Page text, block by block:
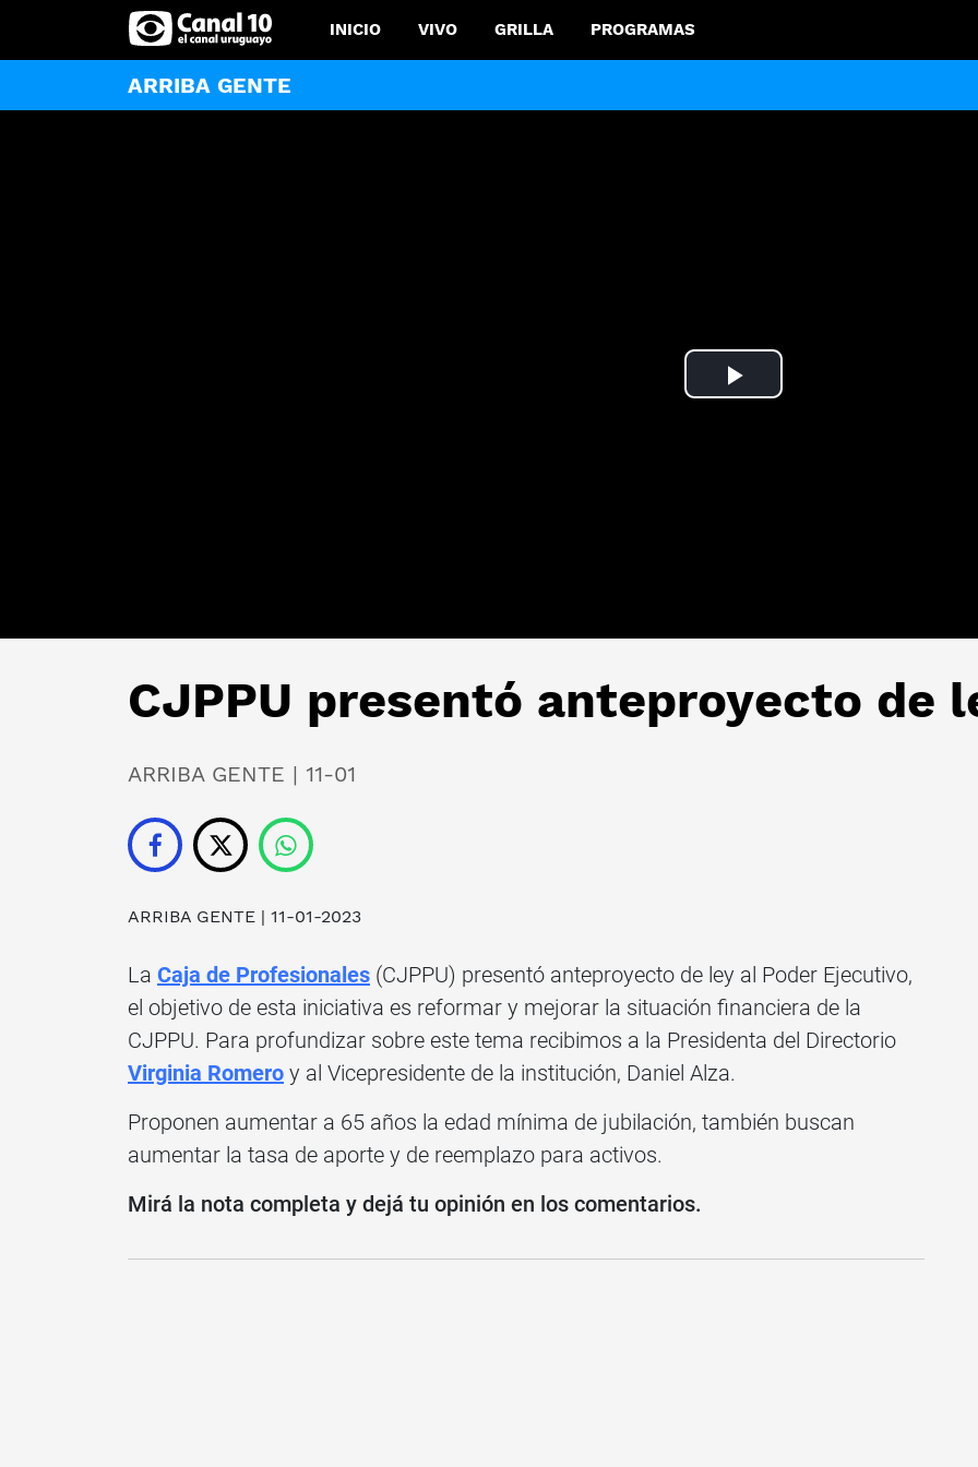
INICIO VIVO GRILLA PROGRAMAS
ARRIBA GENTE
Play
CJPPU presentó anteproyecto de
ARRIBA GENTE | 11-01
ARRIBA GENTE | 11-01-2023
La Caja de Profesionales (CJPPU) presentó anteproyecto de ley al Poder Ejecutivo,
el objetivo de esta iniciativa es reformar y mejorar la situación financiera de la
CJPPU. Para profundizar sobre este tema recibimos a la Presidenta del Directorio
Virginia Romero y al Vicepresidente de la institución, Daniel Alza.
Proponen aumentar a 65 años la edad mínima de jubilación, también buscan
aumentar la tasa de aporte y de reemplazo para activos.
Mirá la nota completa y dejá tu opinión en los comentarios.